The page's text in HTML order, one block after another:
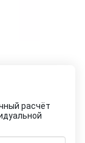
расчёт